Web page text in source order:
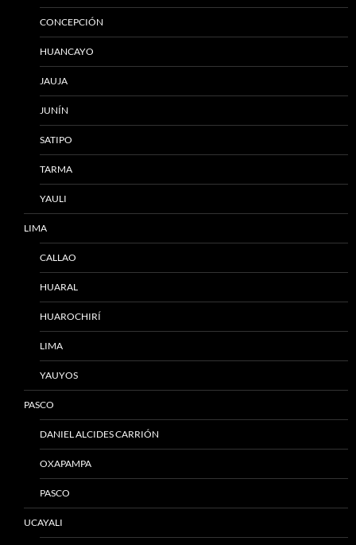
CONCEPCIÓN
HUANCAYO
JAUJA
JUNÍN
SATIPO
TARMA
YAULI
LIMA
CALLAO
HUARAL
HUAROCHIRÍ
LIMA
YAUYOS
PASCO
DANIEL ALCIDES CARRIÓN
OXAPAMPA
PASCO
UCAYALI